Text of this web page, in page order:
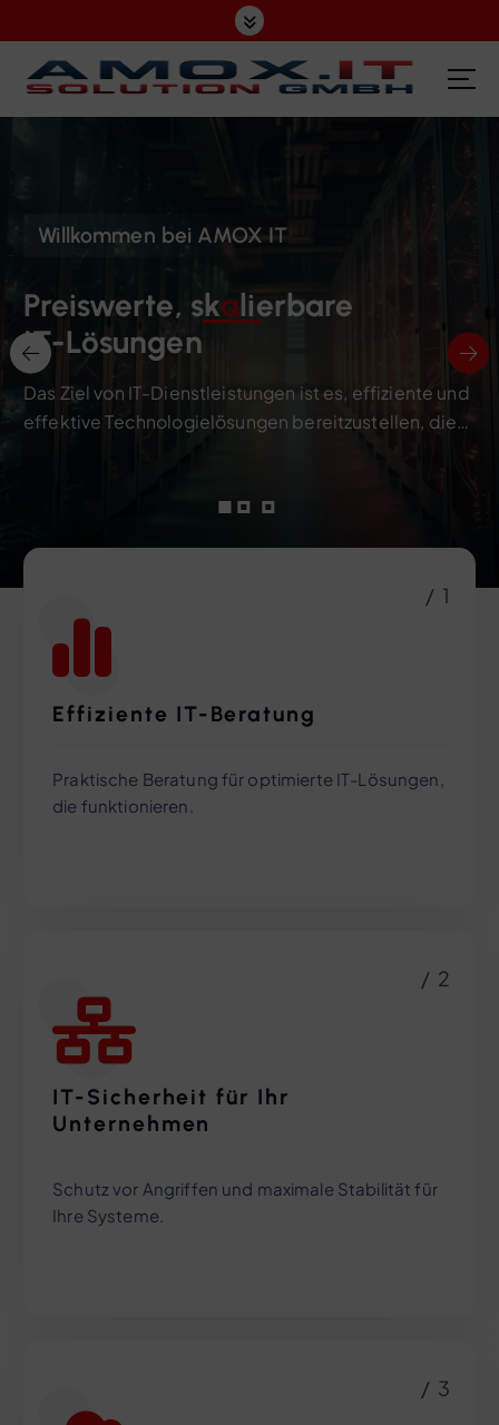
u
n
Willkommen bei AMOX IT
Preiswerte, skalierbare
IT-Lösungen
Das Ziel von IT-Dienstleistungen ist es, effiziente und
effektive Technologielösungen bereitzustellen, die
/ 1
Effiziente IT-Beratung
Praktische Beratung für optimierte IT-Lösungen,
die funktionieren.
/ 2
IT-Sicherheit für Ihr
Unternehmen
Schutz vor Angriffen und maximale Stabilität für
Ihre Systeme.
/ 3